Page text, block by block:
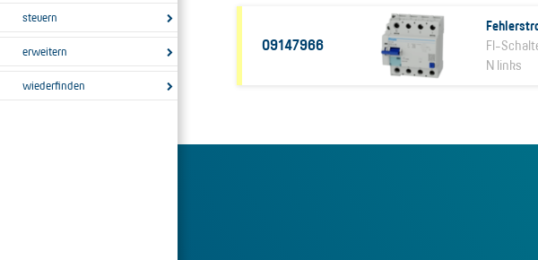
steuern
erweitern
wiederfinden
09147966
FI-
N links